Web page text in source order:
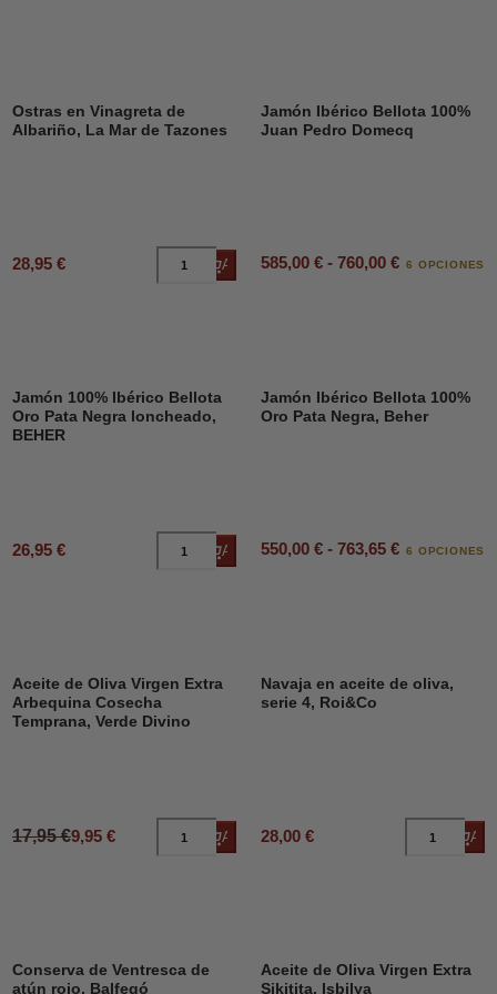
Ostras en Vinagreta de
Albariño, La Mar de Tazones
28,95 € Añadir al carrito
Jamón Ibérico Bellota 100%
Juan Pedro Domecq
585,00 € - 760,00 € 6 OPCIONES
Jamón 100% Ibérico Bellota
Oro Pata Negra loncheado,
BEHER
26,95 € Añadir al carrito
Jamón Ibérico Bellota 100%
Oro Pata Negra, Beher
550,00 € - 763,65 € 6 OPCIONES
DESCUENTO45%
Aceite de Oliva Virgen Extra
Arbequina Cosecha
Temprana, Verde Divino
17,95 €9,95 € Añadir al carrito
Navaja en aceite de oliva,
serie 4, Roi&Co
28,00 €
Conserva de Ventresca de
atún rojo, Balfegó
Aceite de Oliva Virgen Extra
Sikitita, Isbilya